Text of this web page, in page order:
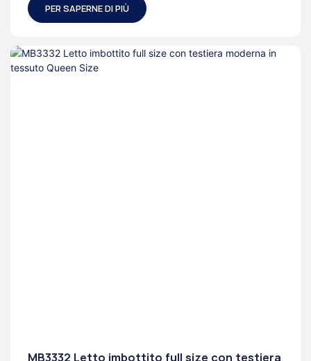
PER SAPERNE DI PIÙ
MB3332 Letto imbottito full size con testiera